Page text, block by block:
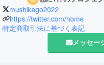
mushikago2022
https://twitter.com/home
特定商取引法に基づく表記
メッセー